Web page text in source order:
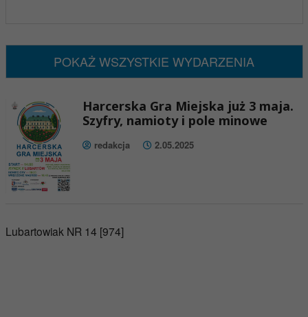
POKAŻ WSZYSTKIE WYDARZENIA
Harcerska Gra Miejska już 3 maja.
Szyfry, namioty i pole minowe
redakcja 2.05.2025
Lubartowiak NR 14 [974]